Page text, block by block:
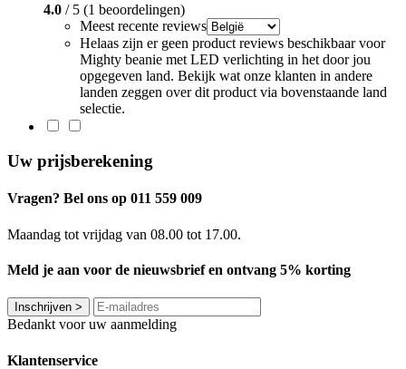
4.0 / 5 (1 beoordelingen)
Meest recente reviews
Helaas zijn er geen product reviews beschikbaar voor
Mighty beanie met LED verlichting in het door jou
opgegeven land. Bekijk wat onze klanten in andere
landen zeggen over dit product via bovenstaande land
selectie.
Uw prijsberekening
Vragen? Bel ons op 011 559 009
Maandag tot vrijdag van 08.00 tot 17.00.
Meld je aan voor de nieuwsbrief en ontvang 5% korting
Inschrijven >
Bedankt voor uw aanmelding
Klantenservice